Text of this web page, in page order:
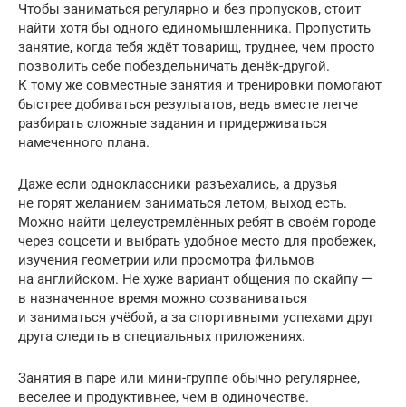
Чтобы заниматься регулярно и без пропусков, стоит
найти хотя бы одного единомышленника. Пропустить
занятие, когда тебя ждёт товарищ, труднее, чем просто
позволить себе побездельничать денёк-другой.
К тому же совместные занятия и тренировки помогают
быстрее добиваться результатов, ведь вместе легче
разбирать сложные задания и придерживаться
намеченного плана.
Даже если одноклассники разъехались, а друзья
не горят желанием заниматься летом, выход есть.
Можно найти целеустремлённых ребят в своём городе
через соцсети и выбрать удобное место для пробежек,
изучения геометрии или просмотра фильмов
на английском. Не хуже вариант общения по скайпу —
в назначенное время можно созваниваться
и заниматься учёбой, а за спортивными успехами друг
друга следить в специальных приложениях.
Занятия в паре или мини-группе обычно регулярнее,
веселее и продуктивнее, чем в одиночестве.